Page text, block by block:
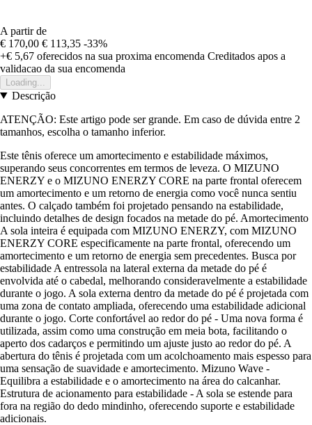
A partir de
€ 170,00 € 113,35 -33%
+€ 5,67 oferecidos na sua proxima encomenda Creditados apos a
validacao da sua encomenda
Loading...
Descrição
ATENÇÃO: Este artigo pode ser grande. Em caso de dúvida entre 2
tamanhos, escolha o tamanho inferior.
Este tênis oferece um amortecimento e estabilidade máximos,
superando seus concorrentes em termos de leveza. O MIZUNO
ENERZY e o MIZUNO ENERZY CORE na parte frontal oferecem
um amortecimento e um retorno de energia como você nunca sentiu
antes. O calçado também foi projetado pensando na estabilidade,
incluindo detalhes de design focados na metade do pé. Amortecimento
A sola inteira é equipada com MIZUNO ENERZY, com MIZUNO
ENERZY CORE especificamente na parte frontal, oferecendo um
amortecimento e um retorno de energia sem precedentes. Busca por
estabilidade A entressola na lateral externa da metade do pé é
envolvida até o cabedal, melhorando consideravelmente a estabilidade
durante o jogo. A sola externa dentro da metade do pé é projetada com
uma zona de contato ampliada, oferecendo uma estabilidade adicional
durante o jogo. Corte confortável ao redor do pé - Uma nova forma é
utilizada, assim como uma construção em meia bota, facilitando o
aperto dos cadarços e permitindo um ajuste justo ao redor do pé. A
abertura do tênis é projetada com um acolchoamento mais espesso para
uma sensação de suavidade e amortecimento. Mizuno Wave -
Equilibra a estabilidade e o amortecimento na área do calcanhar.
Estrutura de acionamento para estabilidade - A sola se estende para
fora na região do dedo mindinho, oferecendo suporte e estabilidade
adicionais.